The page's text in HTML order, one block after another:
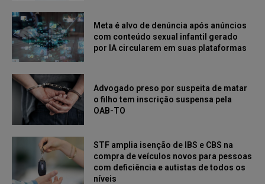
Meta é alvo de denúncia após anúncios
com conteúdo sexual infantil gerado
por IA circularem em suas plataformas
Advogado preso por suspeita de matar
o filho tem inscrição suspensa pela
OAB-TO
STF amplia isenção de IBS e CBS na
compra de veículos novos para pessoas
com deficiência e autistas de todos os
níveis